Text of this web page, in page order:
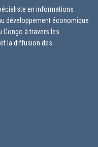
en informations
développement économique
Congo à travers les
la diffusion des